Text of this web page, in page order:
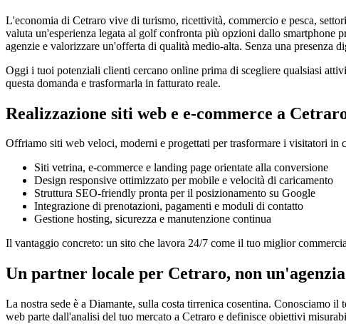
L'economia di Cetraro vive di turismo, ricettività, commercio e pesca,
valuta un'esperienza legata al golf confronta più opzioni dallo smartphone
agenzie e valorizzare un'offerta di qualità medio-alta. Senza una presenza
Oggi i tuoi potenziali clienti cercano online prima di scegliere qualsiasi
questa domanda e trasformarla in fatturato reale.
Realizzazione siti web e e-commerce a
Offriamo siti web veloci, moderni e progettati per trasformare i visitatori
Siti vetrina, e-commerce e landing page orientate alla conversione
Design responsive ottimizzato per mobile e velocità di caricamento
Struttura SEO-friendly pronta per il posizionamento su Google
Integrazione di prenotazioni, pagamenti e moduli di contatto
Gestione hosting, sicurezza e manutenzione continua
Il vantaggio concreto: un sito che lavora 24/7 come il tuo miglior
Un partner locale per Cetraro, non
La nostra sede è a Diamante, sulla costa tirrenica cosentina. Conosciamo
web parte dall'analisi del tuo mercato a Cetraro e definisce obiettivi